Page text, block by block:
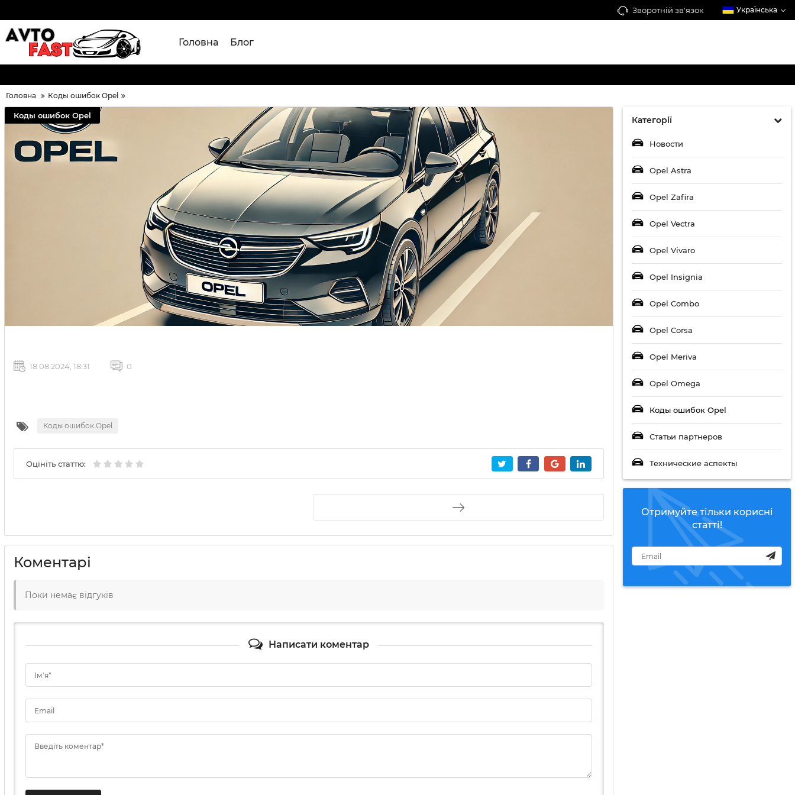
Зворотній зв'язок Українська
Головна Блог
Головна Коды ошибок Opel
Категорії
Новости
Opel Astra
Opel Zafira
Opel Vectra
Opel Vivaro
Opel Insignia
Opel Combo
Opel Corsa
Opel Meriva
Opel Omega
Коды ошибок Opel
Статьи партнеров
Технические аспекты
Отримуйте тільки корисні
статті!
Коды ошибок Opel
18 08 2024, 18:31 0
Коды ошибок Opel
Оцініть статтю:
Коментарі
Поки немає відгуків
Написати коментар
Ім'я*
Email
Введіть коментар*